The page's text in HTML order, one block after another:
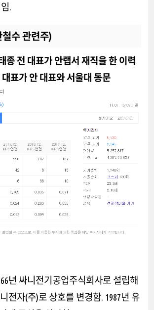
.
수 관련주)
종 전 대표가 안랩서 재직을 한 이력
표가 안 대표와 서울대 동문
년 싸니전기공업주식회사로 설립해
전자(주)로 상호를 변경함. 1987년 유